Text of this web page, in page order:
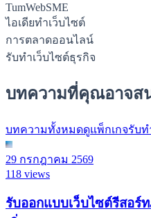
TumWebSME
ไอเดียทำเว็บไซต์
การตลาดออนไลน์
รับทำเว็บไซต์ธุรกิจ
บทความที่คุณอาจส
บทความทั้งหมดดูแพ็กเกจรับท
29 กรกฎาคม 2569
118 views
รับออกแบบเว็บไซต์รีสอร์